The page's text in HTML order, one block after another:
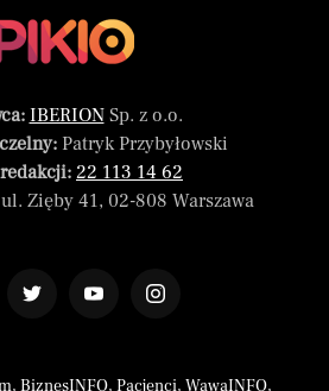
IBERIONSp. z o.o.
Patryk Przybyłowski
22 113 14 62
Zięby 41, 02-808 Warszawa
, BiznesINFO, Pacjenci, WawaINFO,